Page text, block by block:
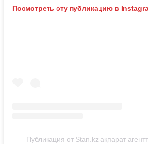
Посмотреть эту публикацию в
Публикация от Stan.kz ақпарат